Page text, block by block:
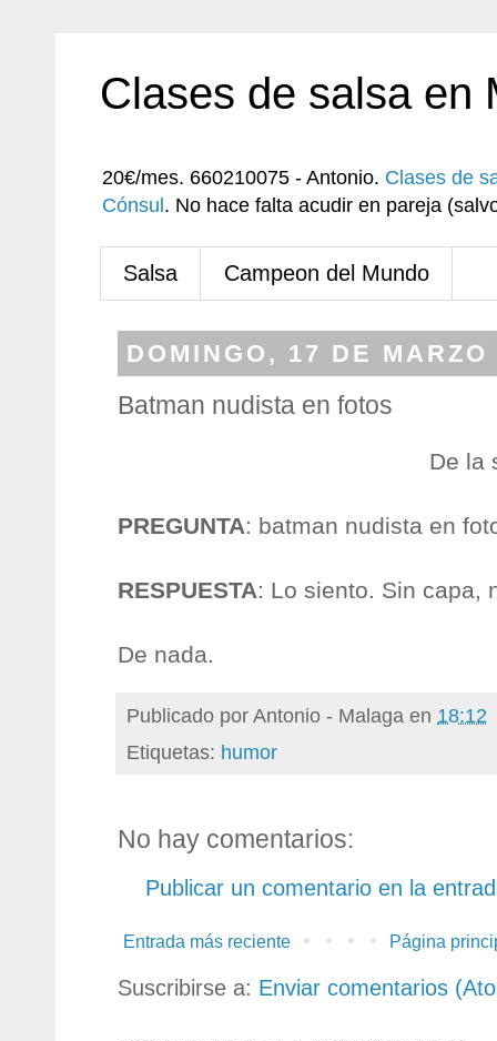
Clases de salsa en
20€/mes. 660210075 - Antonio. Clases de
Cónsul . No hace falta acudir en pareja
Salsa Campeon del Mundo
DOMINGO, 17 DE
Batman nudista en fotos
De la
PREGUNTA: batman nudista en
RESPUESTA: Lo siento. Sin capa,
De nada.
Publicado porAntonio - Malaga en 18:12
Etiquetas: humor
No hay comentarios:
Publicar un comentario en la
Entrada más reciente Página
Suscribirse a: Enviar comentarios